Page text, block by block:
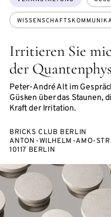
Irritieren Sie
der
Peter-André Alt im
Güsken über das Staunen,
Kraft der Irritation.
BRICKS CLUB BERLIN
ANTON-WILHELM-AMO-
10117 BERLIN